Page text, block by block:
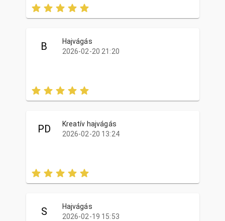
B
Hajvágás
2026-02-20 21:20
PD
Kreatív hajvágás
2026-02-20 13:24
S
Hajvágás
2026-02-19 15:53